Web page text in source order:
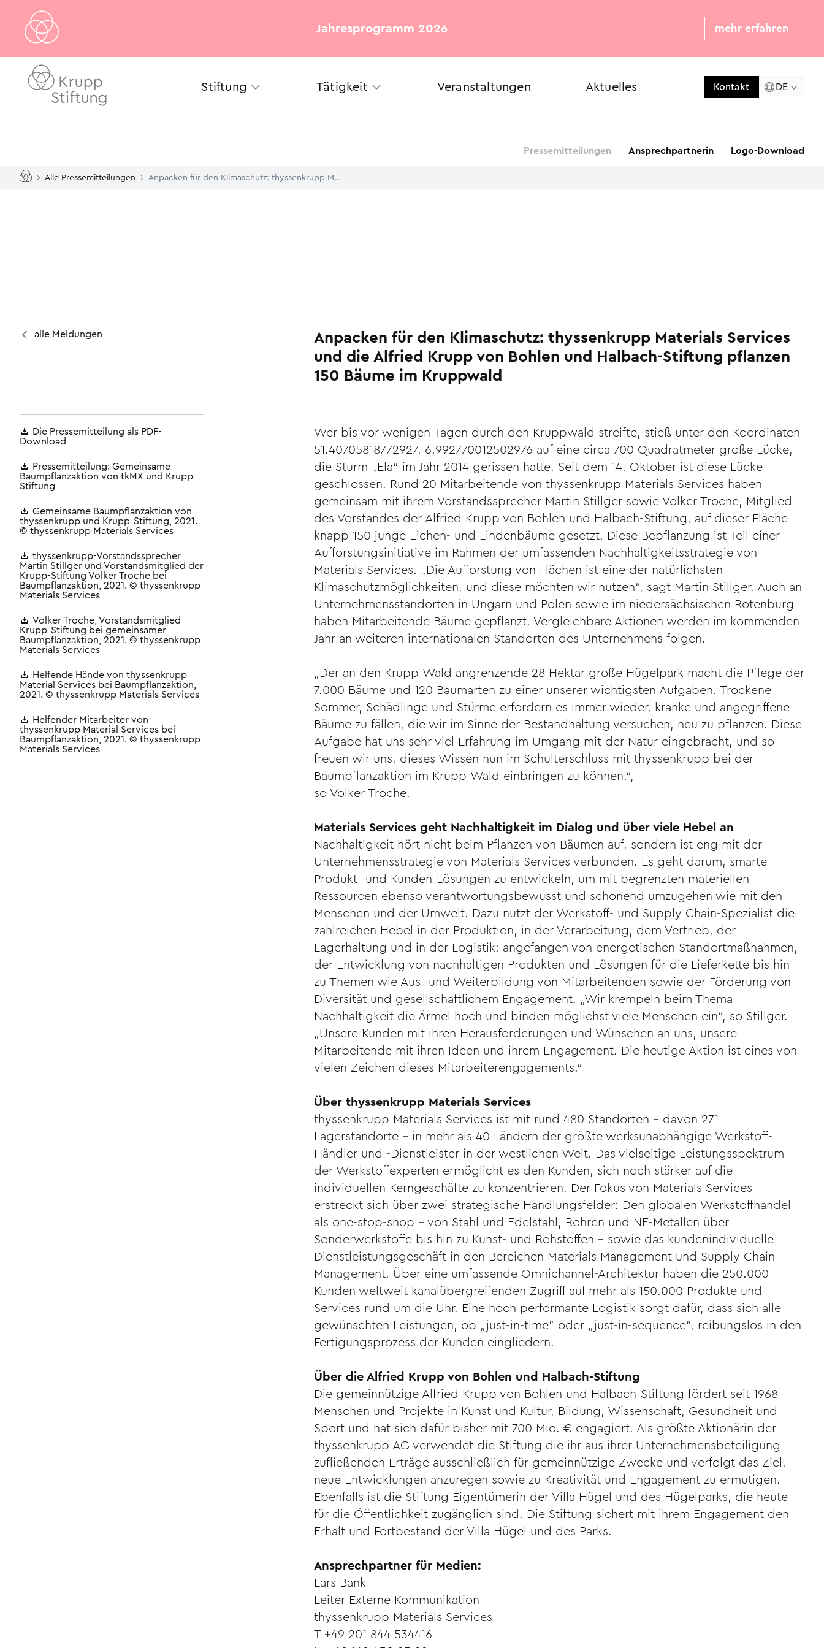
Jahresprogramm 2026 mehr erfahren
Stiftung Tätigkeit Veranstaltungen Aktuelles
Pressemitteilungen Ansprechpartnerin Logo-Download
Kontakt DE
Alle Pressemitteilungen Anpacken für den Klimaschutz: thyssenkrupp Materials Services und die Alfried Krupp von Bohlen und Halbach-Stiftung pflanzen 150 Bäume im Kruppwald
alle Meldungen
Anpacken für den Klimaschutz: thyssenkrupp Materials Services
und die Alfried Krupp von Bohlen und Halbach-Stiftung pflanzen
150 Bäume im Kruppwald
Die Pressemitteilung als PDF-
Download
Pressemitteilung: Gemeinsame
Baumpflanzaktion von tkMX und Krupp-
Stiftung
Gemeinsame Baumpflanzaktion von
thyssenkrupp und Krupp-Stiftung, 2021.
© thyssenkrupp Materials Services
thyssenkrupp-Vorstandssprecher
Martin Stillger und Vorstandsmitglied der
Krupp-Stiftung Volker Troche bei
Baumpflanzaktion, 2021. © thyssenkrupp
Materials Services
Volker Troche, Vorstandsmitglied
Krupp-Stiftung bei gemeinsamer
Baumpflanzaktion, 2021. © thyssenkrupp
Materials Services
Helfende Hände von thyssenkrupp
Material Services bei Baumpflanzaktion,
2021. © thyssenkrupp Materials Services
Helfender Mitarbeiter von
thyssenkrupp Material Services bei
Baumpflanzaktion, 2021. © thyssenkrupp
Materials Services
Wer bis vor wenigen Tagen durch den Kruppwald streifte, stieß unter den Koordinaten
51.40705818772927, 6.992770012502976 auf eine circa 700 Quadratmeter große Lücke,
die Sturm „Ela“ im Jahr 2014 gerissen hatte. Seit dem 14. Oktober ist diese Lücke
geschlossen. Rund 20 Mitarbeitende von thyssenkrupp Materials Services haben
gemeinsam mit ihrem Vorstandssprecher Martin Stillger sowie Volker Troche, Mitglied
des Vorstandes der Alfried Krupp von Bohlen und Halbach-Stiftung, auf dieser Fläche
knapp 150 junge Eichen- und Lindenbäume gesetzt. Diese Bepflanzung ist Teil einer
Aufforstungsinitiative im Rahmen der umfassenden Nachhaltigkeitsstrategie von
Materials Services. „Die Aufforstung von Flächen ist eine der natürlichsten
Klimaschutzmöglichkeiten, und diese möchten wir nutzen“, sagt Martin Stillger. Auch an
Unternehmensstandorten in Ungarn und Polen sowie im niedersächsischen Rotenburg
haben Mitarbeitende Bäume gepflanzt. Vergleichbare Aktionen werden im kommenden
Jahr an weiteren internationalen Standorten des Unternehmens folgen.
„Der an den Krupp-Wald angrenzende 28 Hektar große Hügelpark macht die Pflege der
7.000 Bäume und 120 Baumarten zu einer unserer wichtigsten Aufgaben. Trockene
Sommer, Schädlinge und Stürme erfordern es immer wieder, kranke und angegriffene
Bäume zu fällen, die wir im Sinne der Bestandhaltung versuchen, neu zu pflanzen. Diese
Aufgabe hat uns sehr viel Erfahrung im Umgang mit der Natur eingebracht, und so
freuen wir uns, dieses Wissen nun im Schulterschluss mit thyssenkrupp bei der
Baumpflanzaktion im Krupp-Wald einbringen zu können.“,
so Volker Troche.
Materials Services geht Nachhaltigkeit im Dialog und über viele Hebel an
Nachhaltigkeit hört nicht beim Pflanzen von Bäumen auf, sondern ist eng mit der
Unternehmensstrategie von Materials Services verbunden. Es geht darum, smarte
Produkt- und Kunden-Lösungen zu entwickeln, um mit begrenzten materiellen
Ressourcen ebenso verantwortungsbewusst und schonend umzugehen wie mit den
Menschen und der Umwelt. Dazu nutzt der Werkstoff- und Supply Chain-Spezialist die
zahlreichen Hebel in der Produktion, in der Verarbeitung, dem Vertrieb, der
Lagerhaltung und in der Logistik: angefangen von energetischen Standortmaßnahmen,
der Entwicklung von nachhaltigen Produkten und Lösungen für die Lieferkette bis hin
zu Themen wie Aus- und Weiterbildung von Mitarbeitenden sowie der Förderung von
Diversität und gesellschaftlichem Engagement. „Wir krempeln beim Thema
Nachhaltigkeit die Ärmel hoch und binden möglichst viele Menschen ein“, so Stillger.
„Unsere Kunden mit ihren Herausforderungen und Wünschen an uns, unsere
Mitarbeitende mit ihren Ideen und ihrem Engagement. Die heutige Aktion ist eines von
vielen Zeichen dieses Mitarbeiterengagements.“
Über thyssenkrupp Materials Services
thyssenkrupp Materials Services ist mit rund 480 Standorten – davon 271
Lagerstandorte – in mehr als 40 Ländern der größte werksunabhängige Werkstoff-
Händler und -Dienstleister in der westlichen Welt. Das vielseitige Leistungsspektrum
der Werkstoffexperten ermöglicht es den Kunden, sich noch stärker auf die
individuellen Kerngeschäfte zu konzentrieren. Der Fokus von Materials Services
erstreckt sich über zwei strategische Handlungsfelder: Den globalen Werkstoffhandel
als one-stop-shop – von Stahl und Edelstahl, Rohren und NE-Metallen über
Sonderwerkstoffe bis hin zu Kunst- und Rohstoffen – sowie das kundenindividuelle
Dienstleistungsgeschäft in den Bereichen Materials Management und Supply Chain
Management. Über eine umfassende Omnichannel-Architektur haben die 250.000
Kunden weltweit kanalübergreifenden Zugriff auf mehr als 150.000 Produkte und
Services rund um die Uhr. Eine hoch performante Logistik sorgt dafür, dass sich alle
gewünschten Leistungen, ob „just-in-time” oder „just-in-sequence”, reibungslos in den
Fertigungsprozess der Kunden eingliedern.
Über die Alfried Krupp von Bohlen und Halbach-Stiftung
Die gemeinnützige Alfried Krupp von Bohlen und Halbach-Stiftung fördert seit 1968
Menschen und Projekte in Kunst und Kultur, Bildung, Wissenschaft, Gesundheit und
Sport und hat sich dafür bisher mit 700 Mio. € engagiert. Als größte Aktionärin der
thyssenkrupp AG verwendet die Stiftung die ihr aus ihrer Unternehmens­beteiligung
zufließen­den Erträge ausschließlich für gemeinnützige Zwecke und verfolgt das Ziel,
neue Entwicklungen anzuregen sowie zu Kreativität und Engagement zu ermutigen.
Ebenfalls ist die Stiftung Eigentümerin der Villa Hügel und des Hügelparks, die heute
für die Öffentlichkeit zugänglich sind. Die Stiftung sichert mit ihrem Engagement den
Erhalt und Fortbestand der Villa Hügel und des Parks.
Ansprechpartner für Medien:
Lars Bank
Leiter Externe Kommunikation
thyssenkrupp Materials Services
T +49 201 844 534416